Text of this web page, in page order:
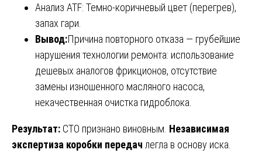
Анализ ATF: Темно-коричневый цвет (перегрев),
запах гари.
Вывод:Причина повторного отказа — грубейшие
нарушения технологии ремонта: использование
дешевых аналогов фрикционов, отсутствие
замены изношенного масляного насоса,
некачественная очистка гидроблока.
Результат: СТО признано виновным. Независимая
экспертиза коробки передач легла в основу иска.